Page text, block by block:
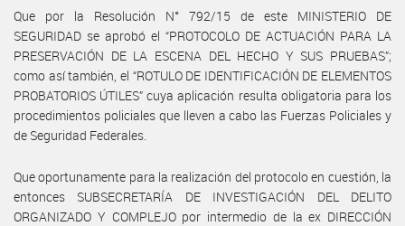
Que por la Resolución N° 792/15 de este MINISTERIO DE
SEGURIDAD se aprobó el “PROTOCOLO DE ACTUACIÓN PARA LA
PRESERVACIÓN DE LA ESCENA DEL HECHO Y SUS PRUEBAS”;
como así también, el “ROTULO DE IDENTIFICACIÓN DE ELEMENTOS
PROBATORIOS ÚTILES” cuya aplicación resulta obligatoria para los
procedimientos policiales que lleven a cabo las Fuerzas Policiales y
de Seguridad Federales.
Que oportunamente para la realización del protocolo en cuestión, la
entonces SUBSECRETARÍA DE INVESTIGACIÓN DEL DELITO
ORGANIZADO Y COMPLEJO por intermedio de la ex DIRECCIÓN